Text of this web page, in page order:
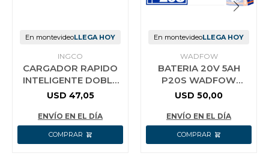
En montevideoLLEGA HOY
INGCO
CARGADOR RAPIDO
INTELIGENTE DOBLE
20V P20S INGCO
USD 47,05
ENVÍO EN EL DÍA
En montevideoLLEGA HOY
WADFOW
BATERIA 20V 5AH
P20S WADFOW
WLBP550
USD 50,00
ENVÍO EN EL DÍA